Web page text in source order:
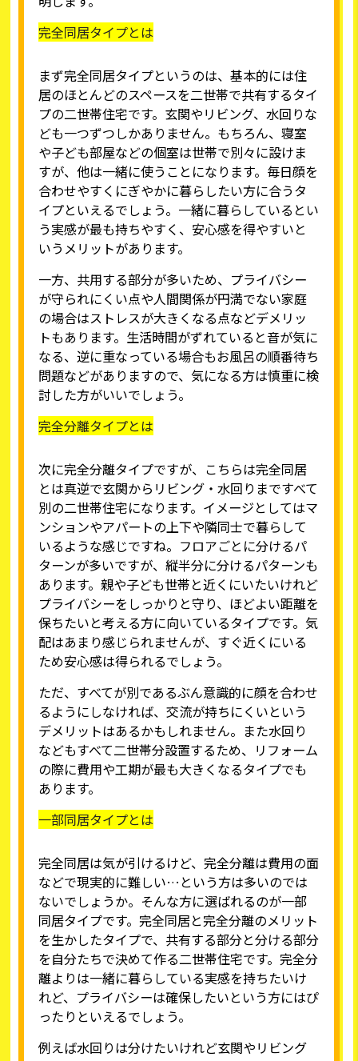
完全同居タイプとは
まず完全同居タイプというのは、基本的には住
居のほとんどのスペースを二世帯で共有するタイ
プの二世帯住宅です。玄関やリビング、水回りな
ども一つずつしかありません。もちろん、寝室
や子ども部屋などの個室は世帯で別々に設けま
すが、他は一緒に使うことになります。毎日顔を
合わせやすくにぎやかに暮らしたい方に合うタ
イプといえるでしょう。一緒に暮らしているとい
う実感が最も持ちやすく、安心感を得やすいと
いうメリットがあります。
一方、共用する部分が多いため、プライバシー
が守られにくい点や人間関係が円満でない家庭
の場合はストレスが大きくなる点などデメリッ
トもあります。生活時間がずれていると音が気に
なる、逆に重なっている場合もお風呂の順番待ち
問題などがありますので、気になる方は慎重に検
討した方がいいでしょう。
完全分離タイプとは
次に完全分離タイプですが、こちらは完全同居
とは真逆で玄関からリビング・水回りまですべて
別の二世帯住宅になります。イメージとしてはマ
ンションやアパートの上下や隣同士で暮らして
いるような感じですね。フロアごとに分けるパ
ターンが多いですが、縦半分に分けるパターンも
あります。親や子ども世帯と近くにいたいけれど
プライバシーをしっかりと守り、ほどよい距離を
保ちたいと考える方に向いているタイプです。気
配はあまり感じられませんが、すぐ近くにいる
ため安心感は得られるでしょう。
ただ、すべてが別であるぶん意識的に顔を合わせ
るようにしなければ、交流が持ちにくいという
デメリットはあるかもしれません。また水回り
などもすべて二世帯分設置するため、リフォーム
の際に費用や工期が最も大きくなるタイプでも
あります。
一部同居タイプとは
完全同居は気が引けるけど、完全分離は費用の面
などで現実的に難しい…という方は多いのでは
ないでしょうか。そんな方に選ばれるのが一部
同居タイプです。完全同居と完全分離のメリット
を生かしたタイプで、共有する部分と分ける部分
を自分たちで決めて作る二世帯住宅です。完全分
離よりは一緒に暮らしている実感を持ちたいけ
れど、プライバシーは確保したいという方にはぴ
ったりといえるでしょう。
例えば水回りは分けたいけれど玄関やリビング